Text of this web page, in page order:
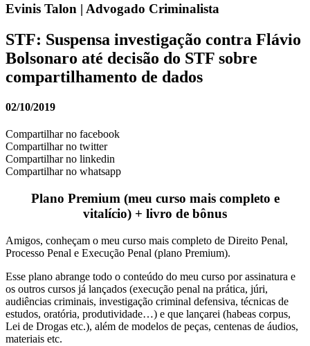
Evinis Talon | Advogado Criminalista
STF: Suspensa investigação contra Flávio
Bolsonaro até decisão do STF sobre
compartilhamento de dados
02/10/2019
Compartilhar no facebook
Compartilhar no twitter
Compartilhar no linkedin
Compartilhar no whatsapp
Plano Premium (meu curso mais completo e
vitalício) + livro de bônus
Amigos, conheçam o meu curso mais completo de Direito Penal,
Processo Penal e Execução Penal (plano Premium).
Esse plano abrange todo o conteúdo do meu curso por assinatura e
os outros cursos já lançados (execução penal na prática, júri,
audiências criminais, investigação criminal defensiva, técnicas de
estudos, oratória, produtividade…) e que lançarei (habeas corpus,
Lei de Drogas etc.), além de modelos de peças, centenas de áudios,
materiais etc.